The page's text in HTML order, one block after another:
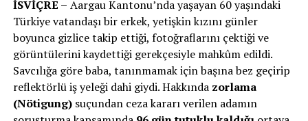
Belirtiler Neler?
Zehirli kıllarla temas eden kişilerde şu belirtiler
görülebiliyor:
Şiddetli kaşıntı
İSVİÇRE – Aargau Kantonu’nda yaşayan 60 yaşındaki
Türkiye vatandaşı bir erkek, yetişkin kızını günler
boyunca gizlice takip ettiği, fotoğraflarını çektiği ve
görüntülerini kaydettiği gerekçesiyle mahkûm edildi.
Savcılığa göre baba, tanınmamak için başına bez geçirip
reflektörlü iş yeleği dahi giydi. Hakkında zorlama
(Nötigung)suçundan ceza kararı verilen adamın